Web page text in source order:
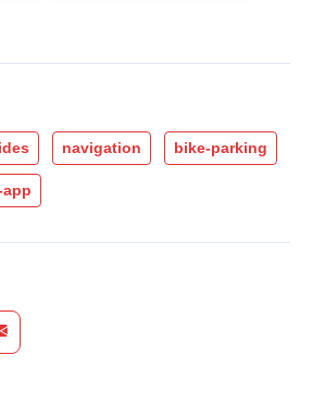
navigation bike-parking
LinkedIn
via Email